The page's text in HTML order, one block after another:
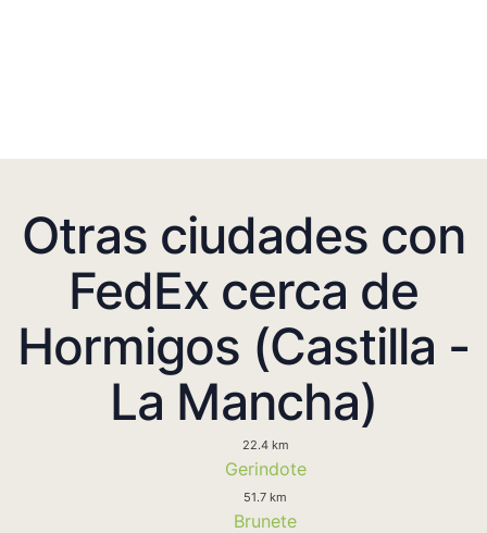
Otras ciudades con
FedEx cerca de
Hormigos (Castilla -
La Mancha)
22.4 km
Gerindote
51.7 km
Brunete